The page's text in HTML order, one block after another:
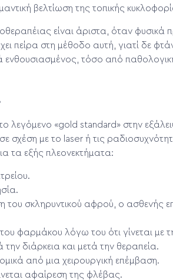
βελτίωση της τοπικής
είναι άριστα, όταν φυσικά
πείρα στη μέθοδο αυτή, γιατί δε
ενθουσιασμένος, τόσο από
λεγόμενο «gold standard» στην
σχέση με το laser ή τις
τα εξής πλεονεκτήματα:
του σκληρυντικού αφρού, ο ασθενής
φαρμάκου λόγω του ότι γίνεται με
διάρκεια και μετά την θεραπεία.
από μια χειρουργική επέμβαση.
αφαίρεση της φλέβας.